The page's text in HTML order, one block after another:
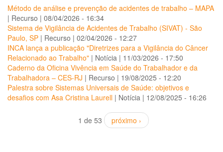
Método de análise e prevenção de acidentes de trabalho – MAPA
| Recurso | 08/04/2026 - 16:34
Sistema de Vigilância de Acidentes de Trabalho (SIVAT) - São
Paulo, SP | Recurso | 02/04/2026 - 12:27
INCA lança a publicação "Diretrizes para a Vigilância do Câncer
Relacionado ao Trabalho" | Notícia | 11/03/2026 - 17:50
Caderno da Oficina Vivência em Saúde do Trabalhador e da
Trabalhadora – CES-RJ | Recurso | 19/08/2025 - 12:20
Palestra sobre Sistemas Universais de Saúde: objetivos e
desafios com Asa Cristina Laurell | Notícia | 12/08/2025 - 16:26
1 de 53 próximo ›